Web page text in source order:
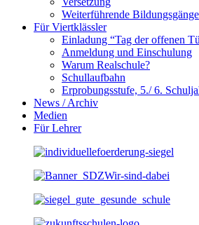
Weiterführende Bildungsgänge
Für Viertklässler
Einladung “Tag der offenen
Anmeldung und Einschulung
Warum Realschule?
Schullaufbahn
Erprobungsstufe, 5./ 6.
News / Archiv
Medien
Für Lehrer